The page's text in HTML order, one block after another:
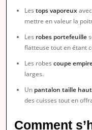
Les tops vaporeux
mettre en valeur la
Les robes portefeuille
flatteuse tout en étant
Les robes coupe
larges.
Un pantalon taille
des cuisses tout en
Comment